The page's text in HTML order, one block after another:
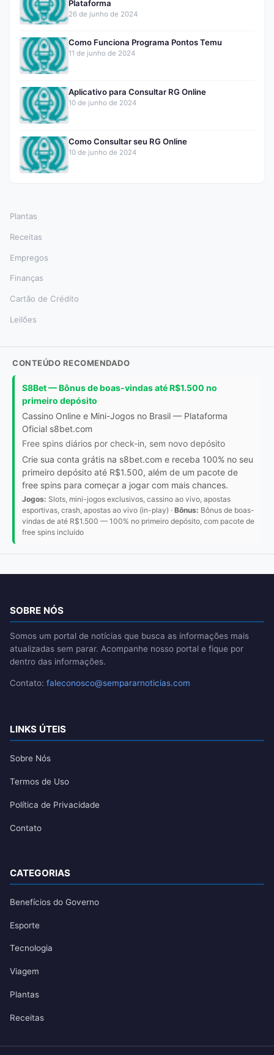
Plataforma
26 de junho de 2024
Como Funciona Programa Pontos Temu
11 de junho de 2024
Aplicativo para Consultar RG Online
10 de junho de 2024
Como Consultar seu RG Online
10 de junho de 2024
Plantas
Receitas
Empregos
Finanças
Cartão de Crédito
Leilões
CONTEÚDO RECOMENDADO
S8Bet — Bônus de boas-vindas até R$1.500 no
primeiro depósito
Cassino Online e Mini-Jogos no Brasil — Plataforma
Oficial s8bet.com
Free spins diários por check-in, sem novo depósito
Crie sua conta grátis na s8bet.com e receba 100% no seu
primeiro depósito até R$1.500, além de um pacote de
free spins para começar a jogar com mais chances.
Jogos: Slots, mini-jogos exclusivos, cassino ao vivo, apostas
esportivas, crash, apostas ao vivo (in-play) · Bônus: Bônus de boas-
vindas de até R$1.500 — 100% no primeiro depósito, com pacote de
free spins incluído
SOBRE NÓS
Somos um portal de notícias que busca as informações mais
atualizadas sem parar. Acompanhe nosso portal e fique por
dentro das informações.
Contato: faleconosco@sempararnoticias.com
LINKS ÚTEIS
Sobre Nós
Termos de Uso
Política de Privacidade
Contato
CATEGORIAS
Benefícios do Governo
Esporte
Tecnologia
Viagem
Plantas
Receitas